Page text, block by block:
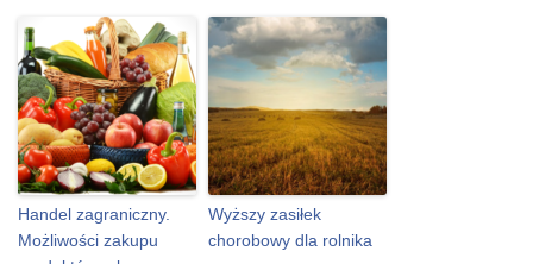
Handel zagraniczny.
Możliwości zakupu
Wyższy zasiłek
chorobowy dla rolnika